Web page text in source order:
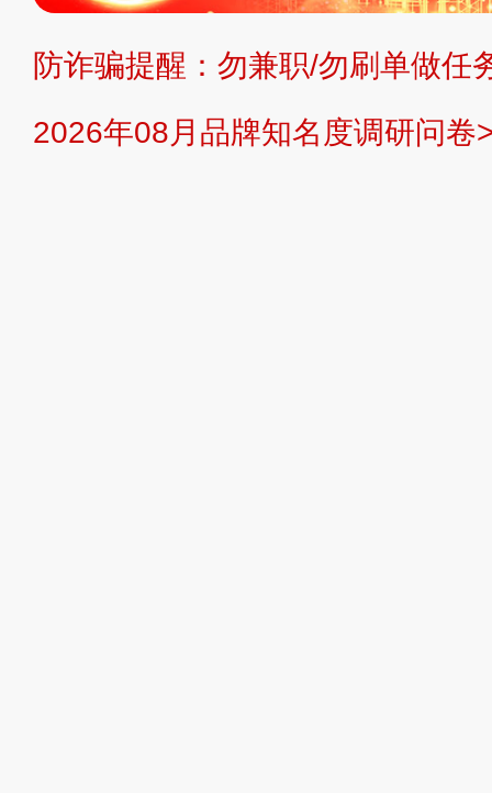
提交说明： 快速提交发布>> 提交品
防诈骗提醒：勿兼职/勿刷单做任
2026年08月品牌知名度调研问卷